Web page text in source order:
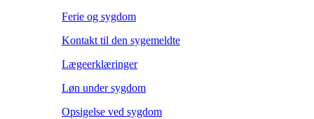
Ferie og sygdom
Kontakt til den sygemeldte
Lægeerklæringer
Løn under sygdom
Opsigelse ved sygdom